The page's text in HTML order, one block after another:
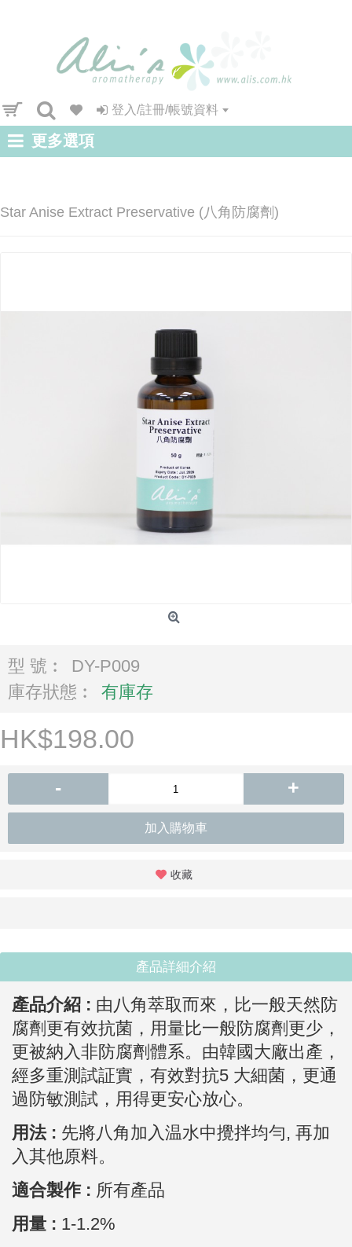
登入/註冊/帳號資料
更多選項
Star Anise Extract Preservative (八角防腐劑)
型 號︰
DY-P009
庫存狀態︰
有庫存
HK$198.00
- +
加入購物車
收藏
產品詳細介紹
產品介紹 : 由八角萃取而來，比一般天然防
腐劑更有效抗菌，用量比一般防腐劑更少，
更被納入非防腐劑體系。由韓國大廠出產，
經多重測試証實，有效對抗5 大細菌，更通
過防敏測試，用得更安心放心。
用法 : 先將八角加入温水中攪拌均勻, 再加
入其他原料。
適合製作 : 所有產品
用量 : 1-1.2%